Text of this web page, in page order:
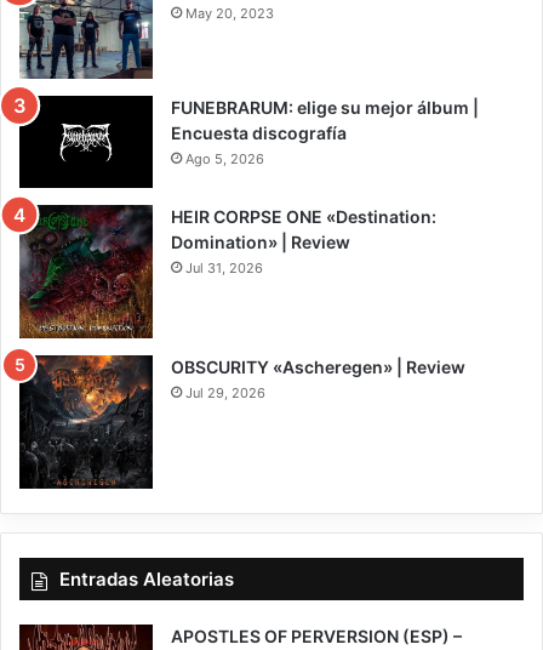
May 20, 2023
FUNEBRARUM: elige su mejor álbum |
Encuesta discografía
Ago 5, 2026
8
HEIR CORPSE ONE «Destination:
Domination» | Review
Jul 31, 2026
7.5
OBSCURITY «Ascheregen» | Review
Jul 29, 2026
Entradas Aleatorias
APOSTLES OF PERVERSION (ESP) –